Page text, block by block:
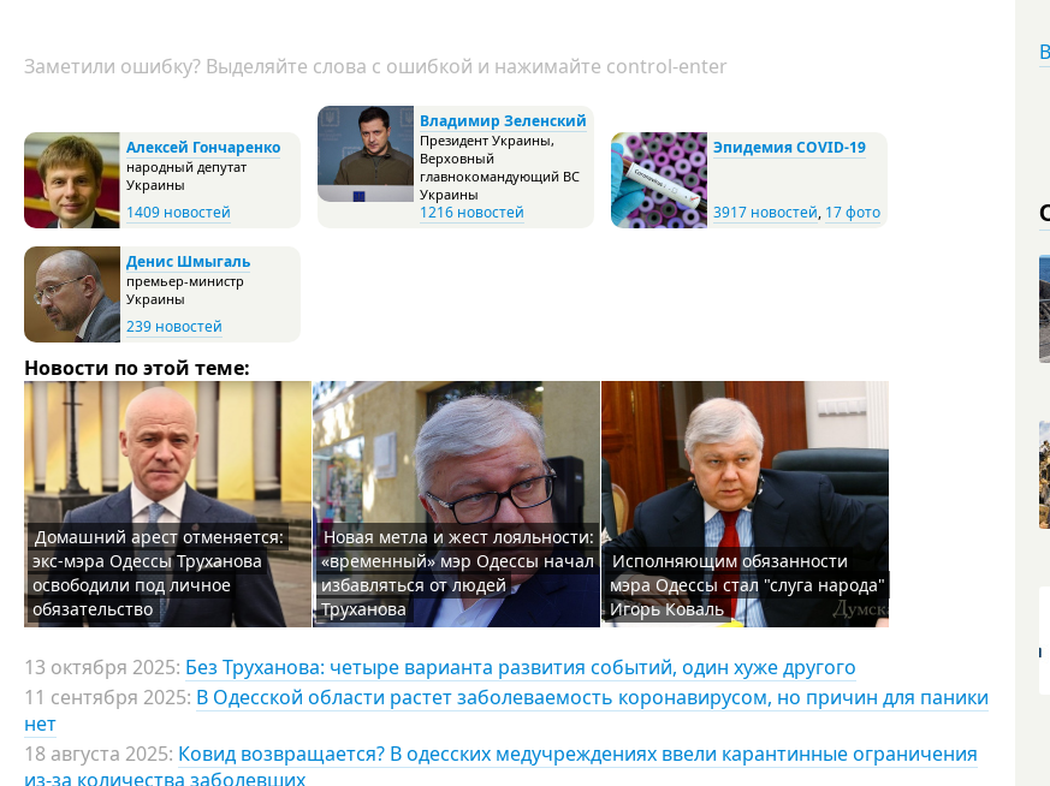
Заметили ошибку? Выделяйте слова с ошибкой и нажимайте control-enter
Алексей Гончаренко
народный депутат
Украины
1409 новостей
Владимир Зеленский
Президент Украины,
Верховный
главнокомандующий ВС
Украины
1216 новостей
Эпидемия COVID-19
3917 новостей, 17 фото
Денис Шмыгаль
премьер-министр
Украины
239 новостей
Новости по этой теме:
Домашний арест отменяется:
экс-мэра Одессы Труханова
освободили под личное
обязательство
Новая метла и жест лояльности:
«временный» мэр Одессы начал
избавляться от людей
Труханова
Исполняющим обязанности
мэра Одессы стал "слуга народа"
Игорь Коваль
13 октября 2025: Без Труханова: четыре варианта развития событий, один хуже другого
11 сентября 2025: В Одесской области растет заболеваемость коронавирусом, но причин для паники
нет
18 августа 2025: Ковид возвращается? В одесских медучреждениях ввели карантинные ограничения
из-за количества заболевших